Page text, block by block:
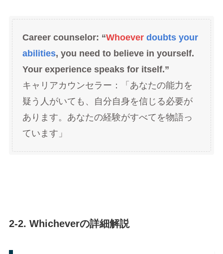
Career counselor: “Whoever doubts your
abilities, you need to believe in yourself.
Your experience speaks for itself.”
キャリアカウンセラー：「あなたの能力を
疑う人がいても、自分自身を信じる必要が
あります。あなたの経験がすべてを物語っ
ています」
2-2. Whicheverの詳細解説